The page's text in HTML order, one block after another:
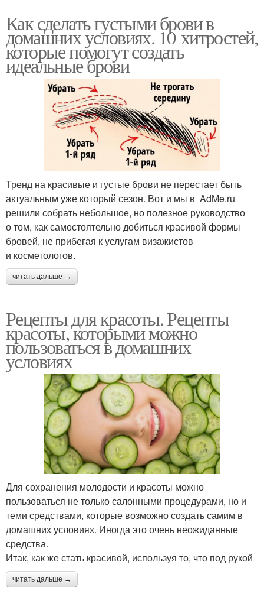
Как сделать густыми брови в
домашних условиях. 10 хитростей,
которые помогут создать
идеальные брови
Тренд на красивые и густые брови не перестает быть
актуальным уже который сезон. Вот и мы в AdMe.ru
решили собрать небольшое, но полезное руководство
о том, как самостоятельно добиться красивой формы
бровей, не прибегая к услугам визажистов
и косметологов.
читать дальше →
Рецепты для красоты. Рецепты
красоты, которыми можно
пользоваться в домашних
условиях
Для сохранения молодости и красоты можно
пользоваться не только салонными процедурами, но и
теми средствами, которые возможно создать самим в
домашних условиях. Иногда это очень неожиданные
средства.
Итак, как же стать красивой, используя то, что под рукой
читать дальше →